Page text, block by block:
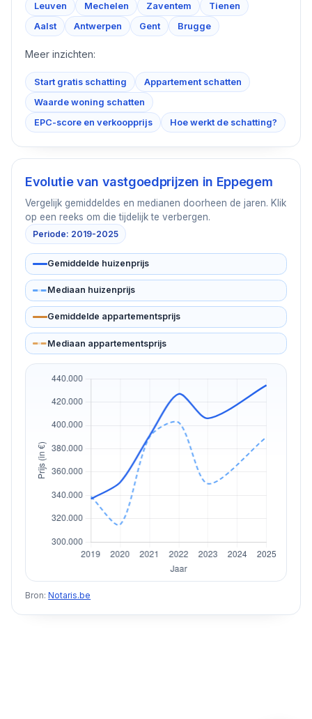
Leuven Mechelen Zaventem
Tienen
Aalst
Antwerpen Gent Brugge
Meer inzichten:
Start gratis schatting
Appartement schatten
Waarde woning schatten
EPC-score en verkoopprijs
Hoe werkt de schatting?
Evolutie van vastgoedprijzen in Eppegem
Vergelijk gemiddeldes en medianen doorheen de jaren. Klik
op een reeks om die tijdelijk te verbergen.
Periode: 2019-2025
Gemiddelde huizenprijs
Mediaan huizenprijs
Gemiddelde appartementsprijs
Mediaan appartementsprijs
Bron:Notaris.be